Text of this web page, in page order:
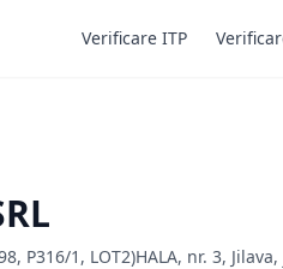
Verificare ITP
P316/1, LOT2)HALA, nr. 3,